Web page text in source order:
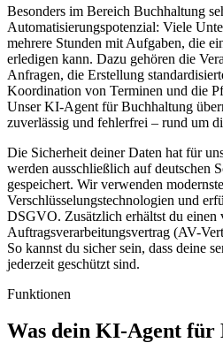
Besonders im Bereich Buchhaltung
Automatisierungspotenzial: Viele
mehrere Stunden mit Aufgaben, die
erledigen kann. Dazu gehören die
Anfragen, die Erstellung
Koordination von Terminen und die
UnserKI-Agent für Buchhaltung
zuverlässig und fehlerfrei – rund um
Die Sicherheit deiner Daten hat für
werden ausschließlich auf deutschen
gespeichert. Wir verwenden modernste
Verschlüsselungstechnologien und
DSGVO. Zusätzlich erhältst du einen
Auftragsverarbeitungsvertrag (AV-
So kannst du sicher sein, dass deine
jederzeit geschützt sind.
Funktionen
Was dein KI-Agent für